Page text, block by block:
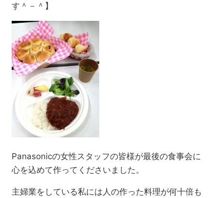
す＾－＾】
Panasonicの女性スタッフの皆様が最後の食事会に
心を込めて作ってくださいました。
主婦業をしている私には人の作った料理が何十倍も